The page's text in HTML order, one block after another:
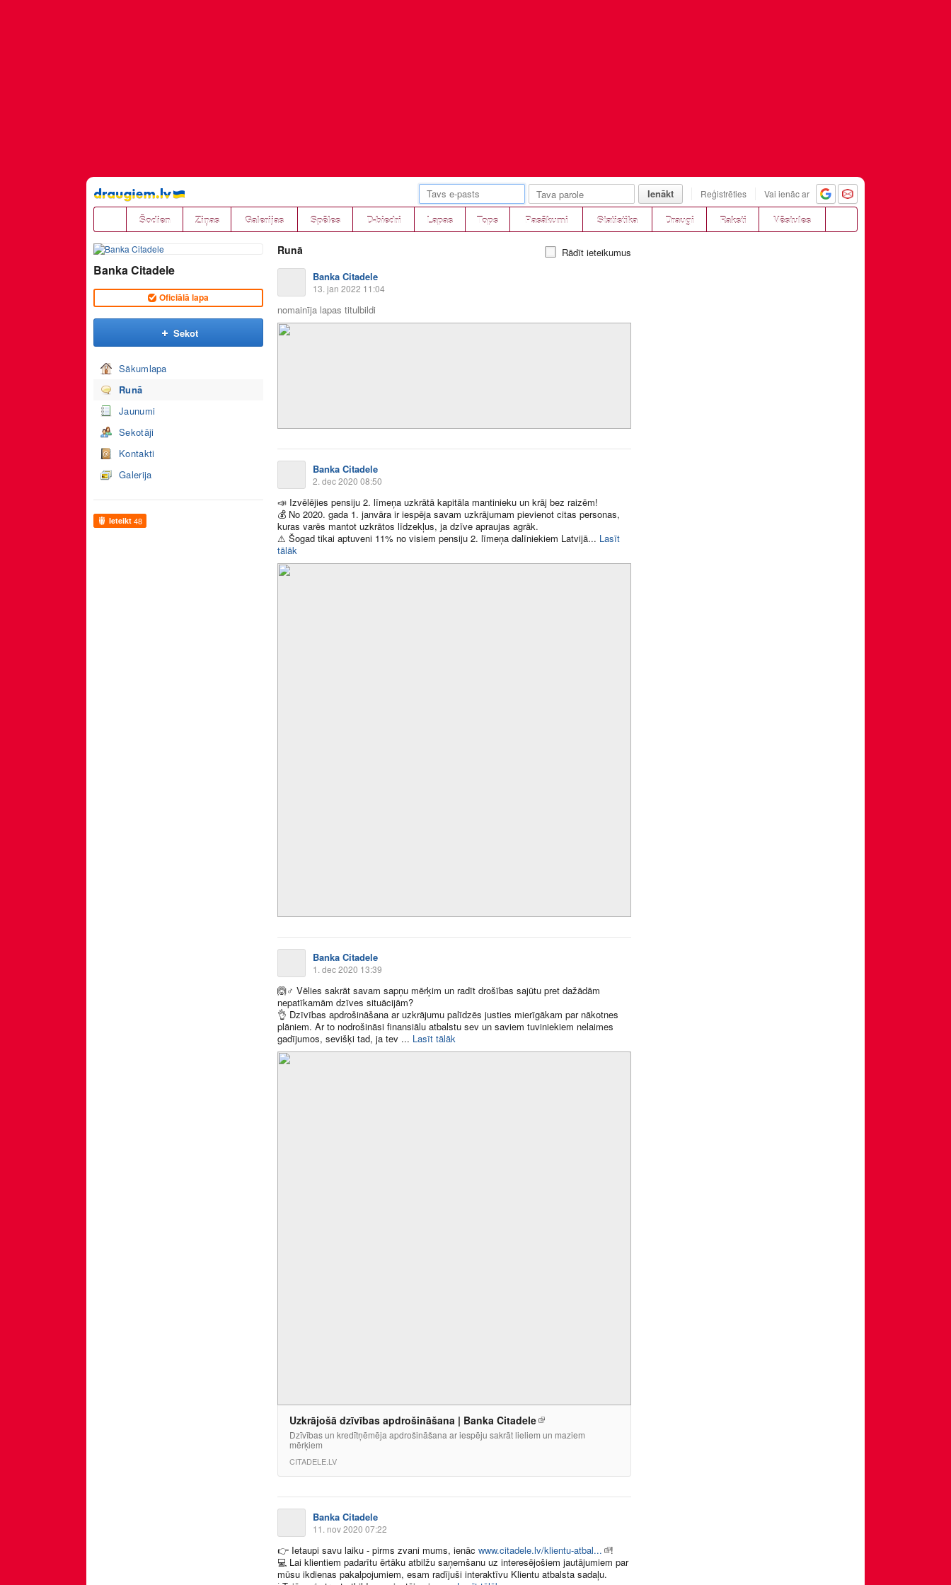
Pāriet
uz
saturu
Ienākt Reģistrēties Vai ienāc ar
Šodien Ziņas Galerijas Spēles D-biedri Lapas Tops Pasākumi Statistika Draugi Raksti Vēstules
Banka Citadele
Oficiālā lapa
Sekot
Sākumlapa
Runā
Jaunumi
Sekotāji
Kontakti
Galerija
Ieteikt 48
Runā
Rādīt ieteikumus
Banka Citadele
13. jan 2022 11:04
nomainīja lapas titulbildi
Banka Citadele
2. dec 2020 08:50
📣 Izvēlējies pensiju 2. līmeņa uzkrātā kapitāla mantinieku un krāj bez raizēm!
💰 No 2020. gada 1. janvāra ir iespēja savam uzkrājumam pievienot citas personas,
kuras varēs mantot uzkrātos līdzekļus, ja dzīve apraujas agrāk.
⚠ Šogad tikai aptuveni 11% no visiem pensiju 2. līmeņa dalīniekiem Latvijā​... Lasīt
tālāk
Banka Citadele
1. dec 2020 13:39
🙆♂ Vēlies sakrāt savam sapņu mērķim un radīt drošības sajūtu pret dažādām
nepatīkamām dzīves situācijām?
👌 Dzīvības apdrošināšana ar uzkrājumu palīdzēs justies mierīgākam par nākotnes
plāniem. Ar to nodrošināsi finansiālu atbalstu sev un saviem tuviniekiem nelaimes
gadījumos, sevišķi tad, ja tev ​... Lasīt tālāk
Uzkrājošā dzīvības apdrošināšana | Banka Citadele
Dzīvības un kredītņēmēja apdrošināšana ar iespēju sakrāt lieliem un maziem
mērķiem
CITADELE.LV
Banka Citadele
11. nov 2020 07:22
👉 Ietaupi savu laiku - pirms zvani mums, ienāc www.citadele.lv/klientu-atbal...
!
💻 Lai klientiem padarītu ērtāku atbilžu saņemšanu uz interesējošiem jautājumiem par
mūsu ikdienas pakalpojumiem, esam radījuši interaktīvu Klientu atbalsta sadaļu.